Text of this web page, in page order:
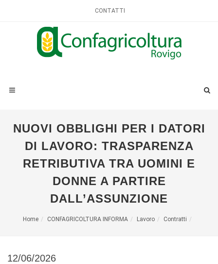
CONTATTI
NUOVI OBBLIGHI PER I DATORI
DI LAVORO: TRASPARENZA
RETRIBUTIVA TRA UOMINI E
DONNE A PARTIRE
DALL’ASSUNZIONE
Home CONFAGRICOLTURA INFORMA Lavoro Contratti
12/06/2026